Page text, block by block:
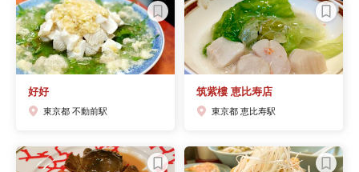
好好
東京都 不動前駅
筑紫樓 恵比寿店
東京都 恵比寿駅